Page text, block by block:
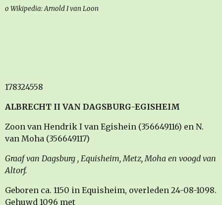
o Wikipedia: Arnold I van Loon
178324558
ALBRECHT II VAN DAGSBURG-EGISHEIM
Zoon van Hendrik I van Egishein (356649116) en N.
van Moha (356649117)
Graaf van Dagsburg , Equisheim, Metz, Moha en voogd van
Altorf.
Geboren ca. 1150 in Equisheim, overleden 24-08-1098.
Gehuwd 1096 met